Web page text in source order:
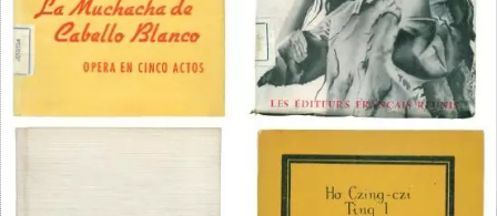
【时事亮点】凤凰卫视何亮亮时事评论专栏
有時候，一件事情，什麽也不說，等於什麽都說了，例如康師傅那
碗麺這麼煮，該明白什麽，都明白了。 ——何亮亮
【叶匡政论】《道士下山》背后的中国哲学
《道士下山》在陈凯歌的电影中，虽称不上经典，但比起近两年的
国产大片来说，显然是一部用心之作。因电影涉及到道教与佛教，
【兼听则明】“中国大学生创业少”其实是必然
很多人难以看到，“中国大学生创业比发达国家少”其实很正常，甚至
可以说是必然现象。不如此，反倒令人奇怪——若不然，为什么人
家叫做“发达国家”，而中国只是“发展中国家”或“新兴发展国家”呢？
凤凰周刊新浪微博
凤凰卫视 香港中联办
CBNData
免责声明
凤凰周刊网站所有刊登文章版权归香港凤凰周刊有限公司所有，任
何转载或商业用途均须联系香港凤凰周刊有限公司。如未经授权用
作他处，香港凤凰周刊有限公司将保留追究侵权者法律责任的权
粤ICP备2021170104